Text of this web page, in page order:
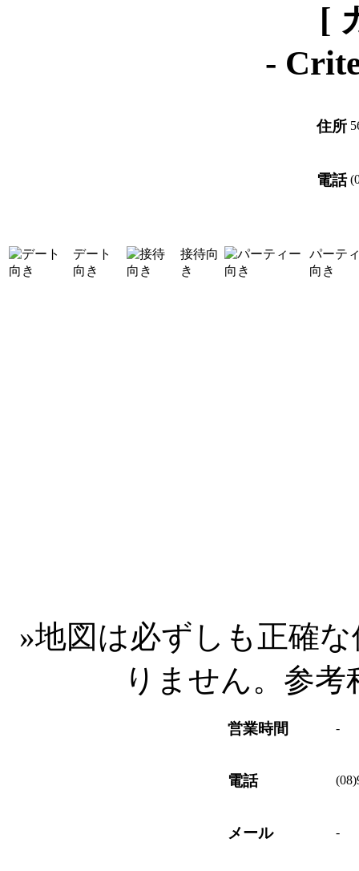
[
-
住所
電話
デート
向き
接待向
き
パーテ
向き
»地図は必ずしも正確
りません。参
営業時間 -
電話
メール -